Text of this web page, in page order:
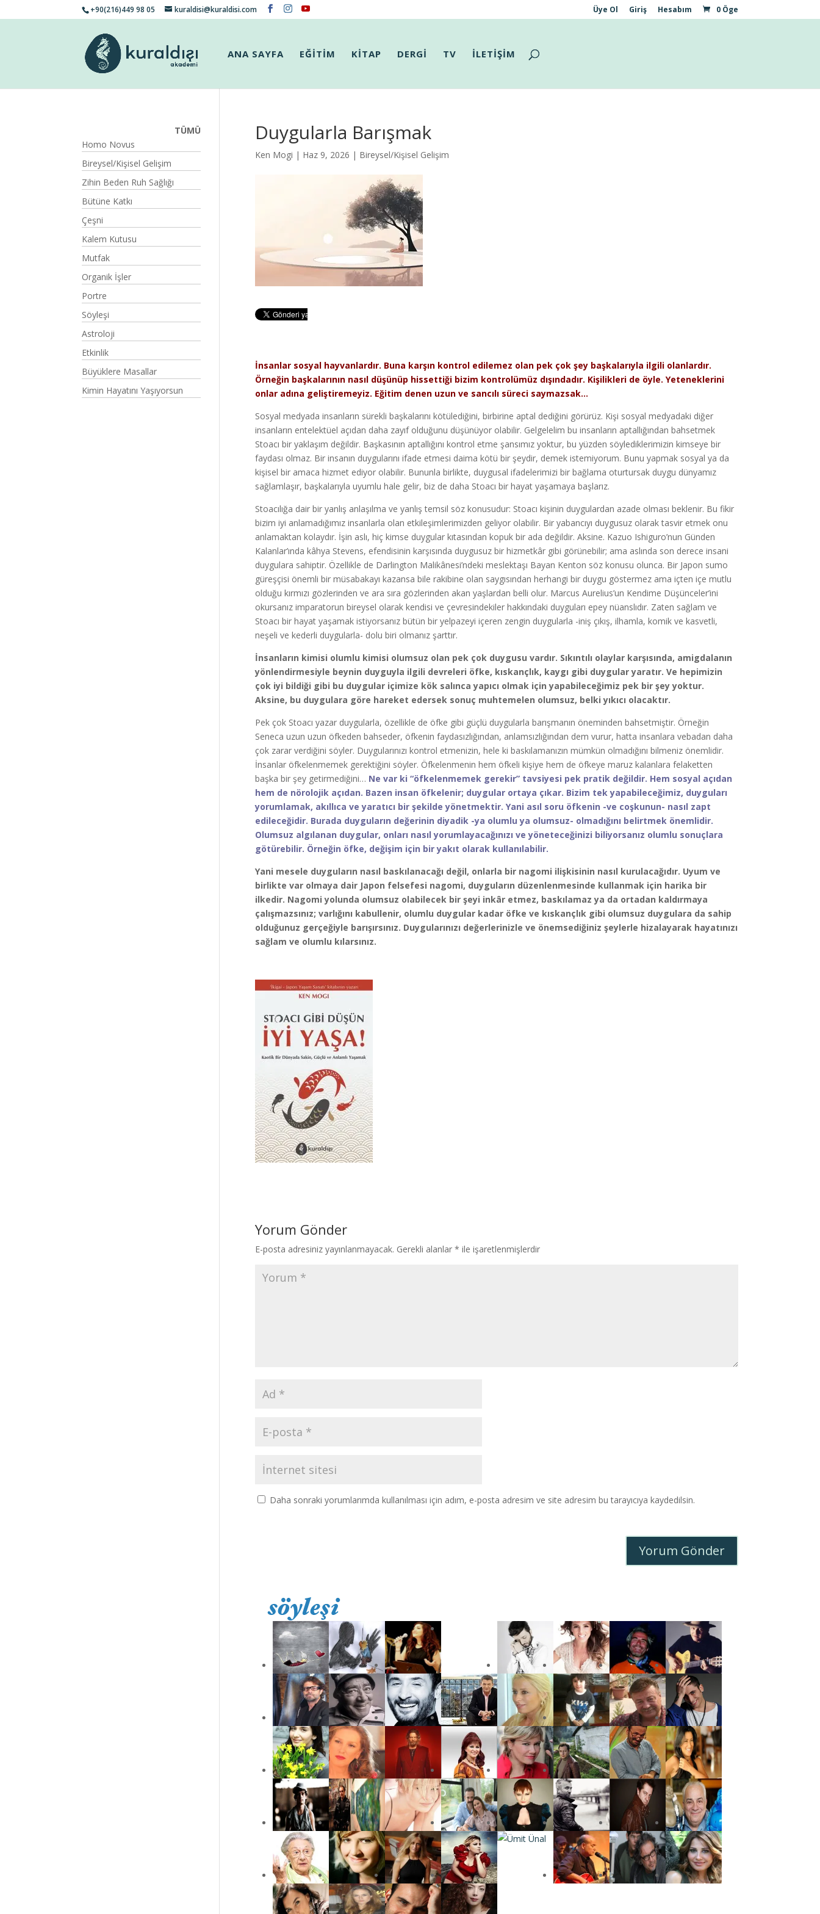
+90(216)449 98 05 kuraldisi@kuraldisi.com Üye Ol Giriş Hesabım 0 Öge
ANA SAYFA EĞİTİM KİTAP DERGİ TV İLETİŞİM
Duygularla Barışmak
Ken Mogi | Haz 9, 2026 | Bireysel/Kişisel Gelişim
İnsanlar sosyal hayvanlardır. Buna karşın kontrol edilemez olan pek çok şey başkalarıyla ilgili olanlardır.
Örneğin başkalarının nasıl düşünüp hissettiği bizim kontrolümüz dışındadır. Kişilikleri de öyle. Yeteneklerini
onlar adına geliştiremeyiz. Eğitim denen uzun ve sancılı süreci saymazsak…
Sosyal medyada insanların sürekli başkalarını kötülediğini, birbirine aptal dediğini görürüz. Kişi sosyal medyadaki diğer
insanların entelektüel açıdan daha zayıf olduğunu düşünüyor olabilir. Gelgelelim bu insanların aptallığından bahsetmek
Stoacı bir yaklaşım değildir. Başkasının aptallığını kontrol etme şansımız yoktur, bu yüzden söylediklerimizin kimseye bir
faydası olmaz. Bir insanın duygularını ifade etmesi daima kötü bir şeydir, demek istemiyorum. Bunu yapmak sosyal ya da
kişisel bir amaca hizmet ediyor olabilir. Bununla birlikte, duygusal ifadelerimizi bir bağlama oturtursak duygu dünyamız
sağlamlaşır, başkalarıyla uyumlu hale gelir, biz de daha Stoacı bir hayat yaşamaya başlarız.
Stoacılığa dair bir yanlış anlaşılma ve yanlış temsil söz konusudur: Stoacı kişinin duygulardan azade olması beklenir. Bu fikir
bizim iyi anlamadığımız insanlarla olan etkileşimlerimizden geliyor olabilir. Bir yabancıyı duygusuz olarak tasvir etmek onu
anlamaktan kolaydır. İşin aslı, hiç kimse duygular kıtasından kopuk bir ada değildir. Aksine. Kazuo Ishiguro’nun Günden
Kalanlar’ında kâhya Stevens, efendisinin karşısında duygusuz bir hizmetkâr gibi görünebilir; ama aslında son derece insani
duygulara sahiptir. Özellikle de Darlington Malikânesi’ndeki meslektaşı Bayan Kenton söz konusu olunca. Bir Japon sumo
güreşçisi önemli bir müsabakayı kazansa bile rakibine olan saygısından herhangi bir duygu göstermez ama içten içe mutlu
olduğu kırmızı gözlerinden ve ara sıra gözlerinden akan yaşlardan belli olur. Marcus Aurelius’un Kendime Düşünceler’ini
okursanız imparatorun bireysel olarak kendisi ve çevresindekiler hakkındaki duyguları epey nüanslıdır. Zaten sağlam ve
Stoacı bir hayat yaşamak istiyorsanız bütün bir yelpazeyi içeren zengin duygularla -iniş çıkış, ilhamla, komik ve kasvetli,
neşeli ve kederli duygularla- dolu biri olmanız şarttır.
İnsanların kimisi olumlu kimisi olumsuz olan pek çok duygusu vardır. Sıkıntılı olaylar karşısında, amigdalanın
yönlendirmesiyle beynin duyguyla ilgili devreleri öfke, kıskançlık, kaygı gibi duygular yaratır. Ve hepimizin
çok iyi bildiği gibi bu duygular içimize kök salınca yapıcı olmak için yapabileceğimiz pek bir şey yoktur.
Aksine, bu duygulara göre hareket edersek sonuç muhtemelen olumsuz, belki yıkıcı olacaktır.
Pek çok Stoacı yazar duygularla, özellikle de öfke gibi güçlü duygularla barışmanın öneminden bahsetmiştir. Örneğin
Seneca uzun uzun öfkeden bahseder, öfkenin faydasızlığından, anlamsızlığından dem vurur, hatta insanlara vebadan daha
çok zarar verdiğini söyler. Duygularınızı kontrol etmenizin, hele ki baskılamanızın mümkün olmadığını bilmeniz önemlidir.
İnsanlar öfkelenmemek gerektiğini söyler. Öfkelenmenin hem öfkeli kişiye hem de öfkeye maruz kalanlara felaketten
başka bir şey getirmediğini… Ne var ki “öfkelenmemek gerekir” tavsiyesi pek pratik değildir. Hem sosyal açıdan
hem de nörolojik açıdan. Bazen insan öfkelenir; duygular ortaya çıkar. Bizim tek yapabileceğimiz, duyguları
yorumlamak, akıllıca ve yaratıcı bir şekilde yönetmektir. Yani asıl soru öfkenin -ve coşkunun- nasıl zapt
edileceğidir. Burada duyguların değerinin diyadik -ya olumlu ya olumsuz- olmadığını belirtmek önemlidir.
Olumsuz algılanan duygular, onları nasıl yorumlayacağınızı ve yöneteceğinizi biliyorsanız olumlu sonuçlara
götürebilir. Örneğin öfke, değişim için bir yakıt olarak kullanılabilir.
Yani mesele duyguların nasıl baskılanacağı değil, onlarla bir nagomi ilişkisinin nasıl kurulacağıdır. Uyum ve
birlikte var olmaya dair Japon felsefesi nagomi, duyguların düzenlenmesinde kullanmak için harika bir
ilkedir. Nagomi yolunda olumsuz olabilecek bir şeyi inkâr etmez, baskılamaz ya da ortadan kaldırmaya
çalışmazsınız; varlığını kabullenir, olumlu duygular kadar öfke ve kıskançlık gibi olumsuz duygulara da sahip
olduğunuz gerçeğiyle barışırsınız. Duygularınızı değerlerinizle ve önemsediğiniz şeylerle hizalayarak hayatınızı
sağlam ve olumlu kılarsınız.
Yorum Gönder
E-posta adresiniz yayınlanmayacak. Gerekli alanlar * ile işaretlenmişlerdir
Daha sonraki yorumlarımda kullanılması için adım, e-posta adresim ve site adresim bu tarayıcıya kaydedilsin.
TÜMÜ
Homo Novus
Bireysel/Kişisel Gelişim
Zihin Beden Ruh Sağlığı
Bütüne Katkı
Çeşni
Kalem Kutusu
Mutfak
Organik İşler
Portre
Söyleşi
Astroloji
Etkinlik
Büyüklere Masallar
Kimin Hayatını Yaşıyorsun